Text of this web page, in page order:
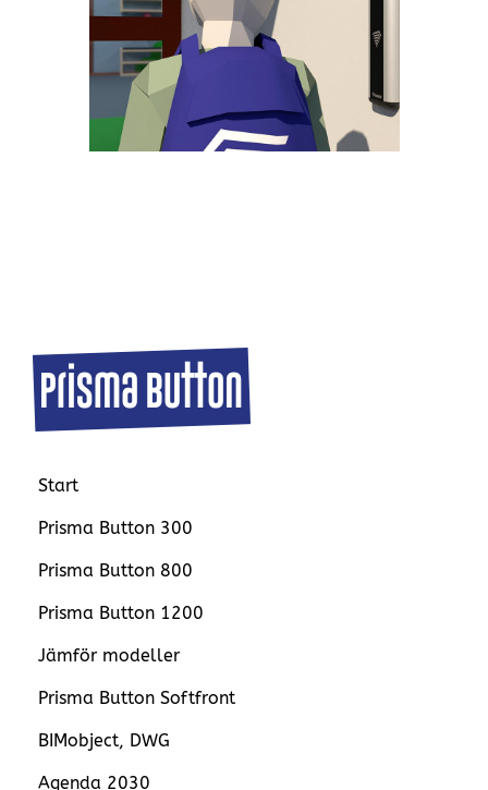
Start
Prisma Button 300
Prisma Button 800
Prisma Button 1200
Jämför modeller
Prisma Button Softfront
BIMobject, DWG
Agenda 2030